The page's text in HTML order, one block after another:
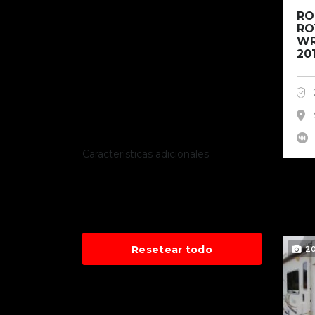
Características adicionales
Resetear todo 20